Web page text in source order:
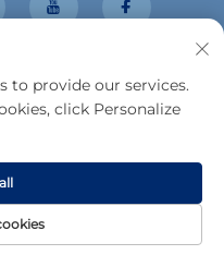
to provide our services.
click Personalize